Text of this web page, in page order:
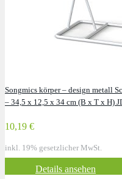
Songmics körper – design metall
– 34,5 x 12,5 x 34 cm (B x T x H)
10,19 €
inkl. 19% gesetzlicher MwSt.
Details ansehen